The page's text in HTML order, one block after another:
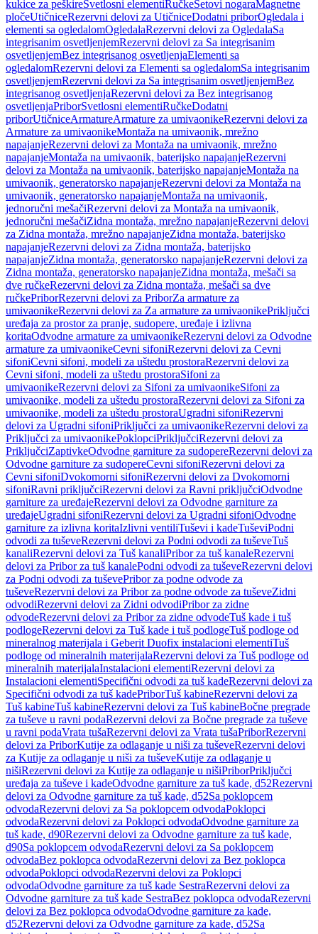
kukice za peškireSvetlosni elementiRučkeSetovi nogaraMagnetne
pločeUtičniceRezervni delovi za UtičniceDodatni priborOgledala i
elementi sa ogledalomOgledalaRezervni delovi za OgledalaSa
integrisanim osvetljenjemRezervni delovi za Sa integrisanim
osvetljenjemBez integrisanog osvetljenjaElementi sa
ogledalomRezervni delovi za Elementi sa ogledalomSa integrisanim
osvetljenjemRezervni delovi za Sa integrisanim osvetljenjemBez
integrisanog osvetljenjaRezervni delovi za Bez integrisanog
osvetljenjaPriborSvetlosni elementiRučkeDodatni
priborUtičniceArmatureArmature za umivaonikeRezervni delovi za
Armature za umivaonikeMontaža na umivaonik, mrežno
napajanjeRezervni delovi za Montaža na umivaonik, mrežno
napajanjeMontaža na umivaonik, baterijsko napajanjeRezervni
delovi za Montaža na umivaonik, baterijsko napajanjeMontaža na
umivaonik, generatorsko napajanjeRezervni delovi za Montaža na
umivaonik, generatorsko napajanjeMontaža na umivaonik,
jednoručni mešačiRezervni delovi za Montaža na umivaonik,
jednoručni mešačiZidna montaža, mrežno napajanjeRezervni delovi
za Zidna montaža, mrežno napajanjeZidna montaža, baterijsko
napajanjeRezervni delovi za Zidna montaža, baterijsko
napajanjeZidna montaža, generatorsko napajanjeRezervni delovi za
Zidna montaža, generatorsko napajanjeZidna montaža, mešači sa
dve ručkeRezervni delovi za Zidna montaža, mešači sa dve
ručkePriborRezervni delovi za PriborZa armature za
umivaonikeRezervni delovi za Za armature za umivaonikePriključci
uređaja za prostor za pranje, sudopere, uređaje i izlivna
koritaOdvodne armature za umivaonikeRezervni delovi za Odvodne
armature za umivaonikeCevni sifoniRezervni delovi za Cevni
sifoniCevni sifoni, modeli za uštedu prostoraRezervni delovi za
Cevni sifoni, modeli za uštedu prostoraSifoni za
umivaonikeRezervni delovi za Sifoni za umivaonikeSifoni za
umivaonike, modeli za uštedu prostoraRezervni delovi za Sifoni za
umivaonike, modeli za uštedu prostoraUgradni sifoniRezervni
delovi za Ugradni sifoniPriključci za umivaonikeRezervni delovi za
Priključci za umivaonikePoklopciPriključciRezervni delovi za
PriključciZaptivkeOdvodne garniture za sudopereRezervni delovi za
Odvodne garniture za sudopereCevni sifoniRezervni delovi za
Cevni sifoniDvokomorni sifoniRezervni delovi za Dvokomorni
sifoniRavni priključciRezervni delovi za Ravni priključciOdvodne
garniture za uređajeRezervni delovi za Odvodne garniture za
uređajeUgradni sifoniRezervni delovi za Ugradni sifoniOdvodne
garniture za izlivna koritaIzlivni ventiliTuševi i kadeTuševiPodni
odvodi za tuševeRezervni delovi za Podni odvodi za tuševeTuš
kanaliRezervni delovi za Tuš kanaliPribor za tuš kanaleRezervni
delovi za Pribor za tuš kanalePodni odvodi za tuševeRezervni delovi
za Podni odvodi za tuševePribor za podne odvode za
tuševeRezervni delovi za Pribor za podne odvode za tuševeZidni
odvodiRezervni delovi za Zidni odvodiPribor za zidne
odvodeRezervni delovi za Pribor za zidne odvodeTuš kade i tuš
podlogeRezervni delovi za Tuš kade i tuš podlogeTuš podloge od
mineralnog materijala i Geberit Duofix instalacioni elementiTuš
podloge od mineralnih materijalaRezervni delovi za Tuš podloge od
mineralnih materijalaInstalacioni elementiRezervni delovi za
Instalacioni elementiSpecifični odvodi za tuš kadeRezervni delovi za
Specifični odvodi za tuš kadePriborTuš kabineRezervni delovi za
Tuš kabineTuš kabineRezervni delovi za Tuš kabineBočne pregrade
za tuševe u ravni podaRezervni delovi za Bočne pregrade za tuševe
u ravni podaVrata tušaRezervni delovi za Vrata tušaPriborRezervni
delovi za PriborKutije za odlaganje u niši za tuševeRezervni delovi
za Kutije za odlaganje u niši za tuševeKutije za odlaganje u
nišiRezervni delovi za Kutije za odlaganje u nišiPriborPriključci
uređaja za tuševe i kadeOdvodne garniture za tuš kade, d52Rezervni
delovi za Odvodne garniture za tuš kade, d52Sa poklopcem
odvodaRezervni delovi za Sa poklopcem odvodaPoklopci
odvodaRezervni delovi za Poklopci odvodaOdvodne garniture za
tuš kade, d90Rezervni delovi za Odvodne garniture za tuš kade,
d90Sa poklopcem odvodaRezervni delovi za Sa poklopcem
odvodaBez poklopca odvodaRezervni delovi za Bez poklopca
odvodaPoklopci odvodaRezervni delovi za Poklopci
odvodaOdvodne garniture za tuš kade SestraRezervni delovi za
Odvodne garniture za tuš kade SestraBez poklopca odvodaRezervni
delovi za Bez poklopca odvodaOdvodne garniture za kade,
d52Rezervni delovi za Odvodne garniture za kade, d52Sa